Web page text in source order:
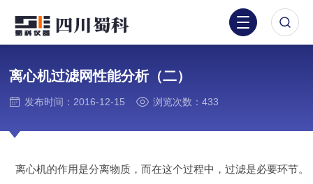
离心机过滤网性能分析（二）
发布时间：2016-12-15 浏览次数：433
离心机的作用是分离物质，而在这个过程中，过滤是必要环节